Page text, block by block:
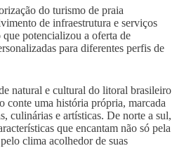
do turismo de praia
de infraestrutura e serviços
que potencializou a oferta de
para diferentes perfis de
natural e cultural do litoral brasileiro
conte uma história própria, marcada
culinárias e artísticas. De norte a sul,
que encantam não só pela
clima acolhedor de suas